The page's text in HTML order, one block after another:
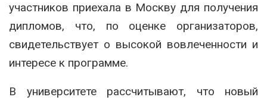
участников приехала в Москву для получения
дипломов, что, по оценке организаторов,
свидетельствует о высокой вовлеченности и
интересе к программе.
В университете рассчитывают, что новый